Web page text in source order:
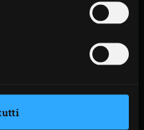
panna acida e condite
coperchio sulla pentola in
rimanga caldo